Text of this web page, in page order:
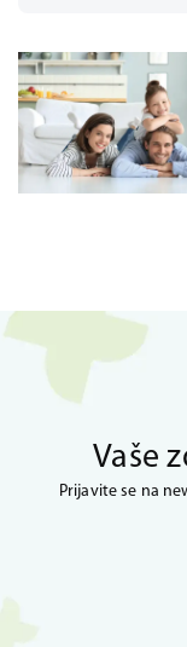
Vaše
Prijavite se na